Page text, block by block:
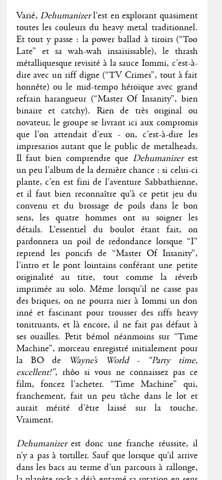
Varié, Dehumanizerl’est en explorant quasiment
toutes les couleurs du heavy metal traditionnel.
Et tout y passe : la power ballad à tiroirs (“Too
Late” et sa wah-wah insaisissable), le thrash
métalliquesque revisité à la sauce Iommi, c’est-à-
dire avec un riff digne (“TV Crimes”, tout à fait
honnête) ou le mid-tempo héroïque avec grand
refrain harangueur (“Master Of Insanity”, bien
binaire et catchy). Rien de très original ou
novateur, le groupe se livrant ici aux compromis
que l’on attendait d’eux - on, c’est-à-dire les
impresarios autant que le public de metalheads.
Il faut bien comprendre que Dehumanizerest
un peu l’album de la dernière chance : si celui-ci
plante, c’en est fini de l’aventure Sabbathienne,
et il faut bien reconnaître qu’à ce petit jeu du
convenu et du brossage de poils dans le bon
sens, les quatre hommes ont su soigner les
détails. L’essentiel du boulot étant fait, on
pardonnera un poil de redondance lorsque “I”
reprend les poncifs de “Master Of Insanity”,
l’intro et le pont lointains conférant une petite
originalité au titre, tout comme la réverb
imprimée au solo. Même lorsqu’il ne casse pas
des briques, on ne pourra nier à Iommi un don
inné et fascinant pour trousser des riffs heavy
tonitruants, et là encore, il ne fait pas défaut à
ses ouailles. Petit bémol néanmoins sur “Time
Machine”, morceau enregistré initialement pour
la BO de
Wayne’s World-
“Party time,
excellent!”, rhôo si vous ne connaissez pas ce
film, foncez l’acheter. “Time Machine” qui,
franchement, fait un peu tâche dans le lot et
aurait mérité d’être laissé sur la touche.
Vraiment.
Dehumanizerest donc une franche réussite, il
n’y a pas à tortiller. Sauf que lorsque qu’il arrive
dans les bacs au terme d’un parcours à rallonge,